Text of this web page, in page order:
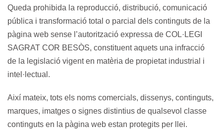
Queda prohibida la reproducció, distribució, comunicació
pública i transformació total o parcial dels continguts de la
pàgina web sense l’autorització expressa de COL·LEGI
SAGRAT COR BESÒS, constituent aquets una infracció
de la legislació vigent en matèria de propietat industrial i
intel·lectual.
Així mateix, tots els noms comercials, dissenys, continguts,
marques, imatges o signes distintius de qualsevol classe
continguts en la pàgina web estan protegits per llei.